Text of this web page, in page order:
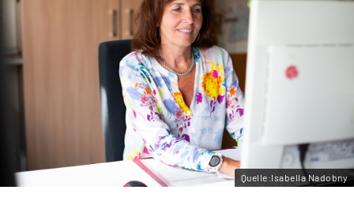
Sozialdienste & Zuweisende
Erweiterte Suche
Gebärdensprache
Leichte Sprache
Quelle:Isabella Nadobny